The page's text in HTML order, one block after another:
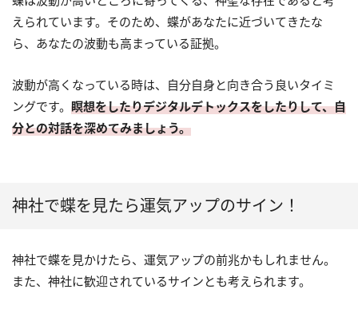
えられています。そのため、蝶があなたに近づいてきたな
ら、あなたの波動も高まっている証拠。
波動が高くなっている時は、自分自身と向き合う良いタイミ
ングです。 瞑想をしたりデジタルデトックスをしたりして、自
分との対話を深めてみましょう。
神社で蝶を見たら運気アップのサイン！
神社で蝶を見かけたら、運気アップの前兆かもしれません。
また、神社に歓迎されているサインとも考えられます。